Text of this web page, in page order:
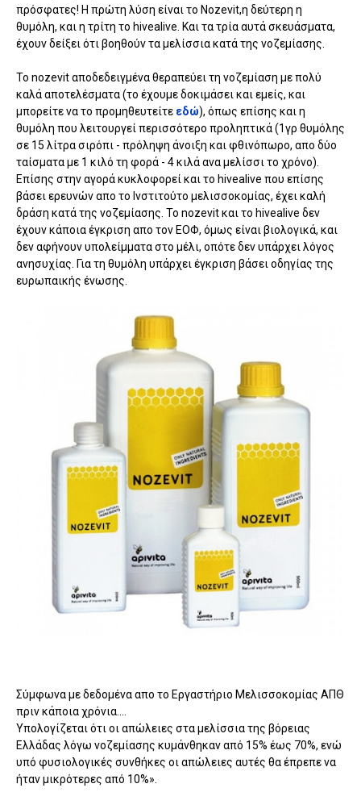
πρόσφατες! Η πρώτη λύση είναι το Nozevit,η δεύτερη η
θυμόλη, και η τρίτη το hivealive. Και τα τρία αυτά σκευάσματα,
έχουν δείξει ότι βοηθούν τα μελίσσια κατά της νοζεμίασης.
Το nozevit αποδεδειγμένα θεραπεύει τη νοζεμίαση με πολύ
καλά αποτελέσματα (το έχουμε δοκιμάσει και εμείς, και
μπορείτε να το προμηθευτείτε εδώ), όπως επίσης και η
θυμόλη που λειτουργεί περισσότερο προληπτικά (1γρ θυμόλης
σε 15 λίτρα σιρόπι - πρόληψη άνοιξη και φθινόπωρο, απο δύο
ταίσματα με 1 κιλό τη φορά - 4 κιλά ανα μελίσσι το χρόνο).
Επίσης στην αγορά κυκλοφορεί και το hivealive που επίσης
βάσει ερευνών απο το Ινστιτούτο μελισσοκομίας, έχει καλή
δράση κατά της νοζεμίασης. Το nozevit και το hivealive δεν
έχουν κάποια έγκριση απο τον ΕΟΦ, όμως είναι βιολογικά, και
δεν αφήνουν υπολείμματα στο μέλι, οπότε δεν υπάρχει λόγος
ανησυχίας. Για τη θυμόλη υπάρχει έγκριση βάσει οδηγίας της
ευρωπαικής ένωσης.
Σύμφωνα με δεδομένα απο το Εργαστήριο Μελισσοκομίας ΑΠΘ
πριν κάποια χρόνια....
Υπολογίζεται ότι οι απώλειες στα μελίσσια της βόρειας
Ελλάδας λόγω νοζεμίασης κυμάνθηκαν από 15% έως 70%, ενώ
υπό φυσιολογικές συνθήκες οι απώλειες αυτές θα έπρεπε να
ήταν μικρότερες από 10%».